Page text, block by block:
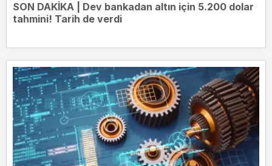
SON DAKİKA | Dev bankadan altın için 5.200 dolar
tahmini! Tarih de verdi